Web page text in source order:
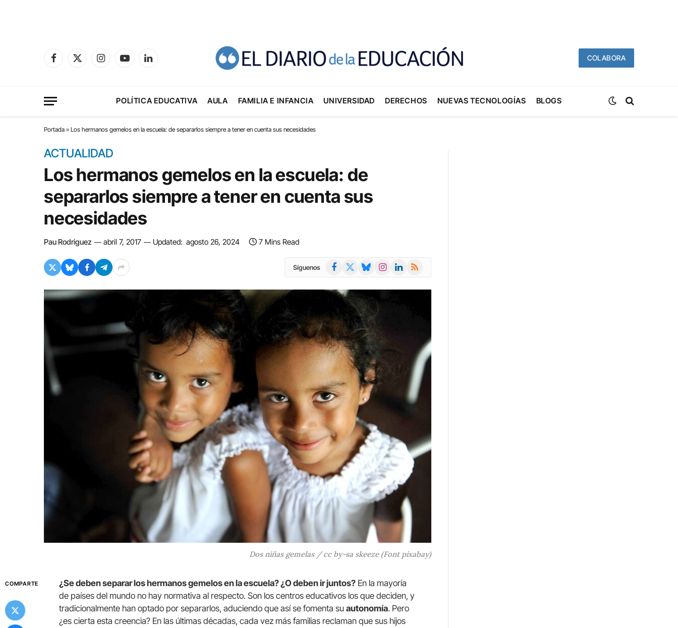
Facebook
X
InstagramYouTubeLinkedIn
COLABORA
POLÍTICA EDUCATIVA AULA FAMILIA E INFANCIA UNIVERSIDAD DERECHOS NUEVAS TECNOLOGÍAS BLOGS
Portada » Los hermanos gemelos en la escuela: de separarlos siempre a tener en cuenta sus necesidades
ACTUALIDAD
Los hermanos gemelos en la escuela: de
separarlos siempre a tener en cuenta sus
necesidades
Pau Rodriguez abril 7, 2017 Updated: agosto 26, 2024 7 Mins Read
Síguenos Facebook BlueskyInstagramLinkedIn
RSS
Dos niñas gemelas / cc by-sa skeeze (Font pixabay)
COMPARTE ¿Se deben separar los hermanos gemelos en la escuela? ¿O deben ir juntos? En la mayoría
de países del mundo no hay normativa al respecto. Son los centros educativos los que deciden, y
tradicionalmente han optado por separarlos, aduciendo que así se fomenta suautonomía. Pero
¿es cierta esta creencia? En las últimas décadas, cada vez más familias reclaman que sus hijos